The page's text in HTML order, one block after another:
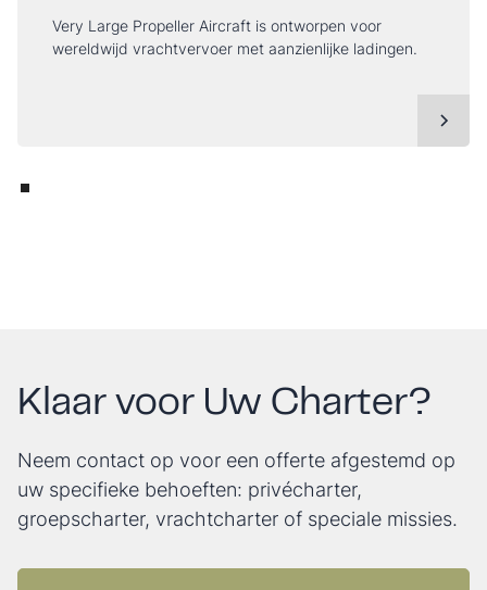
Very Large Propeller Aircraft is ontworpen voor
wereldwijd vrachtvervoer met aanzienlijke ladingen.
Klaar voor Uw Charter?
Neem contact op voor een offerte afgestemd op
uw specifieke behoeften: privécharter,
groepscharter, vrachtcharter of speciale missies.